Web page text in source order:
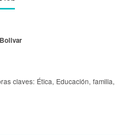
claves: Ética, Educación, familia,